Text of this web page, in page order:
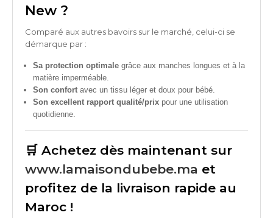
New ?
Comparé aux autres bavoirs sur le marché, celui-ci se
démarque par :
Sa protection optimale grâce aux manches longues et à la
matière imperméable.
Son confort avec un tissu léger et doux pour bébé.
Son excellent rapport qualité/prix pour une utilisation
quotidienne.
🛒 Achetez dès maintenant sur
www.lamaisondubebe.ma et
profitez de la livraison rapide au
Maroc !